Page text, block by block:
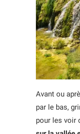
Avant ou
par le bas,
pour les voir